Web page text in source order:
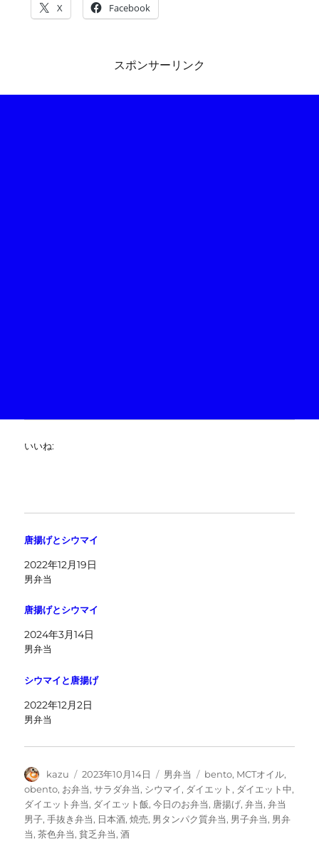
X Facebook
スポンサーリンク
いいね:
唐揚げとシウマイ
2022年12月19日
男弁当
唐揚げとシウマイ
2024年3月14日
男弁当
シウマイと唐揚げ
2022年12月2日
男弁当
投
稿
者
kazu
投
稿
日:
2023年10月14日
カ
テ
ゴ
リ
男弁当
タ
グ
bento, MCTオイル,
obento, お弁当,サラダ弁当, シウマイ, ダイエット, ダイエット中,
ダイエット弁当, ダイエット飯,今日のお弁当, 唐揚げ,弁当,弁当
男子,手抜き弁当, 日本酒,焼売, 男タンパク質弁当, 男子弁当, 男弁
当,茶色弁当,貧乏弁当,酒